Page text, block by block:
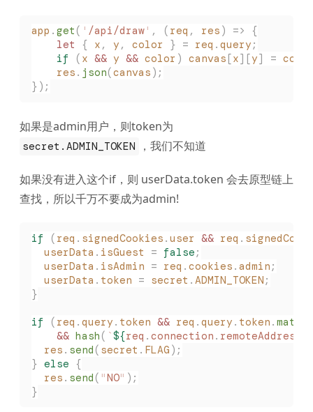
app . get ( ' /api/draw' , ( req , res ) => {
    let
{ x , y , color } = req . query;
    if
( x && y && color ) canvas [x][y] =
    res
. json(canvas );
});
如果是admin用户，则token为
secret.ADMIN_TOKEN ，我们不知道
如果没有进入这个if，则 userData.token 会去原型链上
查找，所以千万不要成为admin!
if ( req . signedCookies . user && req .
  userData
. isGuest = false ;
  userData
. isAdmin = req . cookies . admin ;
  userData
. token = secret . ADMIN_TOKEN ;
}
if ( req . query . token && req . query . token . match
    &&
hash ( `${req . connection . remoteAddress
  res
. send ( secret . FLAG );
} else {
  res
. send ( "NO" );
}